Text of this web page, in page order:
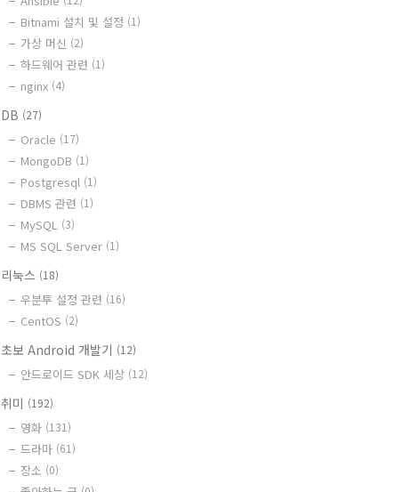
Bitnami 설치 및 설정 (1)
가상 머신 (2)
하드웨어 관련 (1)
nginx (4)
DB (27)
Oracle (17)
MongoDB (1)
Postgresql (1)
DBMS 관련 (1)
MySQL (3)
MS SQL Server (1)
리눅스 (18)
우분투 설정 관련 (16)
CentOS (2)
초보 Android 개발기 (12)
안드로이드 SDK 세상 (12)
취미 (192)
영화 (131)
드라마 (61)
장소 (0)